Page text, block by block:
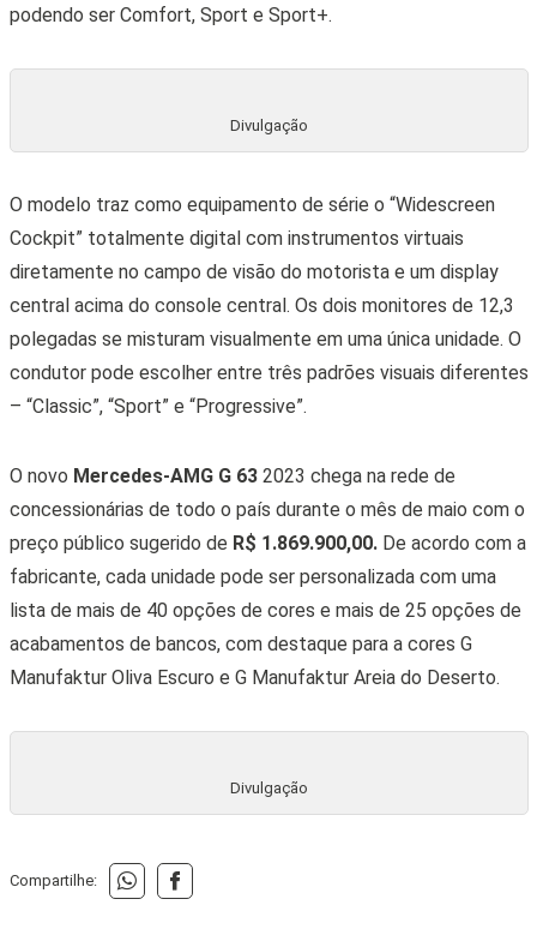
podendo ser Comfort, Sport e Sport+.
Divulgação
O modelo traz como equipamento de série o “Widescreen
Cockpit” totalmente digital com instrumentos virtuais
diretamente no campo de visão do motorista e um display
central acima do console central. Os dois monitores de 12,3
polegadas se misturam visualmente em uma única unidade. O
condutor pode escolher entre três padrões visuais diferentes
– “Classic”, “Sport” e “Progressive”.
O novo Mercedes-AMG G 63 2023 chega na rede de
concessionárias de todo o país durante o mês de maio com o
preço público sugerido de R$ 1.869.900,00. De acordo com a
fabricante, cada unidade pode ser personalizada com uma
lista de mais de 40 opções de cores e mais de 25 opções de
acabamentos de bancos, com destaque para a cores G
Manufaktur Oliva Escuro e G Manufaktur Areia do Deserto.
Divulgação
Compartilhe: